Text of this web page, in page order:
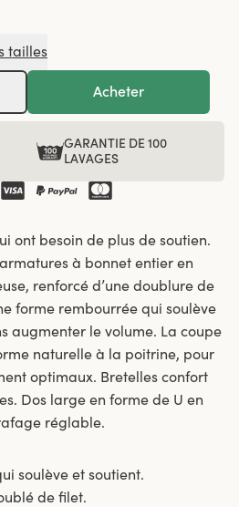
tailles
Acheter
GARANTIE DE 100
LAVAGES
ont besoin de plus de soutien.
à bonnet entier en
renforcé d’une doublure de
forme rembourrée qui soulève
augmenter le volume. La coupe
naturelle à la poitrine, pour
optimaux. Bretelles confort
Dos large en forme de U en
réglable.
soulève et soutient.
de filet.